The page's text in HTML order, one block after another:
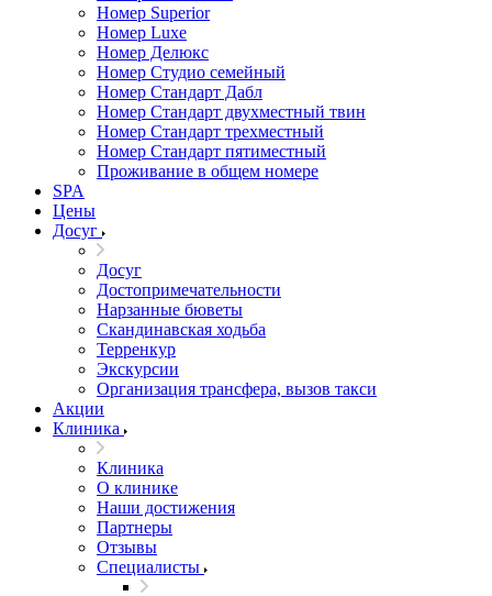
Номер Superior
Номер Luxe
Номер Делюкс
Номер Студио семейный
Номер Стандарт Дабл
Номер Стандарт двухместный твин
Номер Стандарт трехместный
Номер Стандарт пятиместный
Проживание в общем номере
SPA
Цены
Досуг
Досуг
Достопримечательности
Нарзанные бюветы
Скандинавская ходьба
Терренкур
Экскурсии
Организация трансфера, вызов такси
Акции
Клиника
Клиника
О клинике
Наши достижения
Партнеры
Отзывы
Специалисты